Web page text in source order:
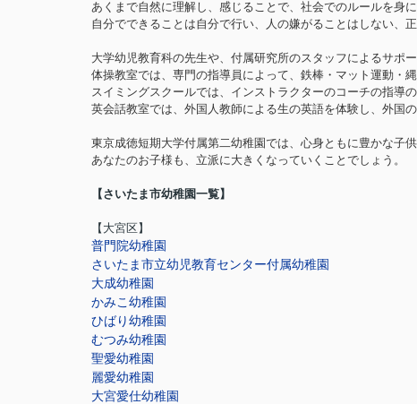
あくまで自然に理解し、感じることで、社会でのルールを身に
自分でできることは自分で行い、人の嫌がることはしない、
大学幼児教育科の先生や、付属研究所のスタッフによるサポ
体操教室では、専門の指導員によって、鉄棒・マット運動・
スイミングスクールでは、インストラクターのコーチの指導
英会話教室では、外国人教師による生の英語を体験し、外国
東京成徳短期大学付属第二幼稚園では、心身ともに豊かな子供
あなたのお子様も、立派に大きくなっていくことでしょう。
【さいたま市幼稚園一覧】
【大宮区】
普門院幼稚園
さいたま市立幼児教育センター付属幼稚園
大成幼稚園
かみこ幼稚園
ひばり幼稚園
むつみ幼稚園
聖愛幼稚園
麗愛幼稚園
大宮愛仕幼稚園